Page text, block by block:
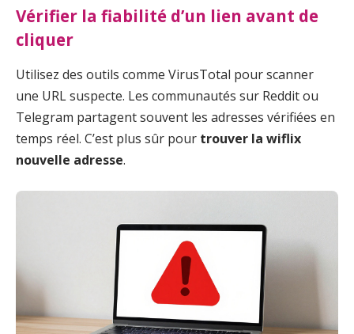
Vérifier la fiabilité d’un lien avant de
cliquer
Utilisez des outils comme VirusTotal pour scanner
une URL suspecte. Les communautés sur Reddit ou
Telegram partagent souvent les adresses vérifiées en
temps réel. C’est plus sûr pour trouver la wiflix
nouvelle adresse.